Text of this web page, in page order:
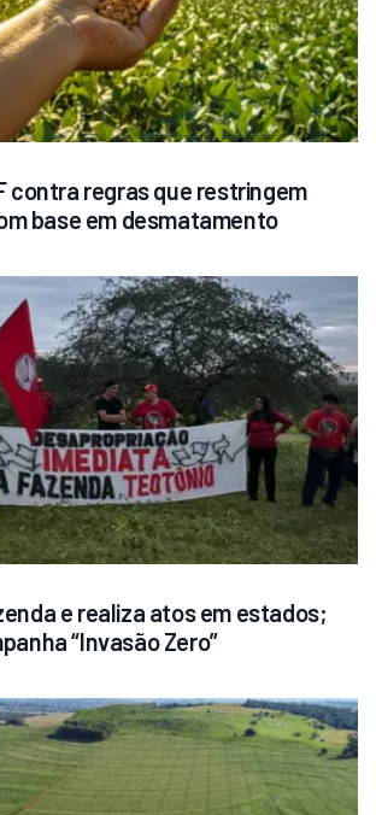
contra regras que restringem
base em desmatamento
e realiza atos em estados;
“Invasão Zero”